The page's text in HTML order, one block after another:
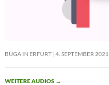
BUGA IN ERFURT 4. SEPTEMBER 2021
WEITERE AUDIOS →